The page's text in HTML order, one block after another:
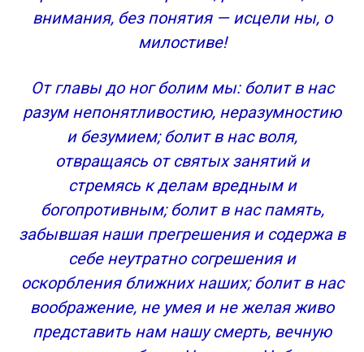
внимания, без понятия — исцели ны, о
милостиве!
От главы до ног болим мы: болит в нас
разум непонятливостию, неразумностию
и безумием; болит в нас воля,
отвращаясь от святых занятий и
стремясь к делам вредным и
богопротивным; болит в нас память,
забывшая наши прегрешения и содержа в
себе неутратно согрешения и
оскорбления ближних наших; болит в нас
воображение, не умея и не желая живо
представить нам нашу смерть, вечную